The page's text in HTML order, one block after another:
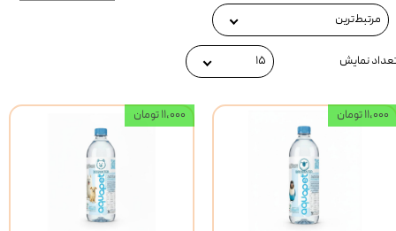
مرتبط‌ترین
نمایش ۱۵
۱۱,۰۰۰ تومان ۱۱,۰۰۰ تومان